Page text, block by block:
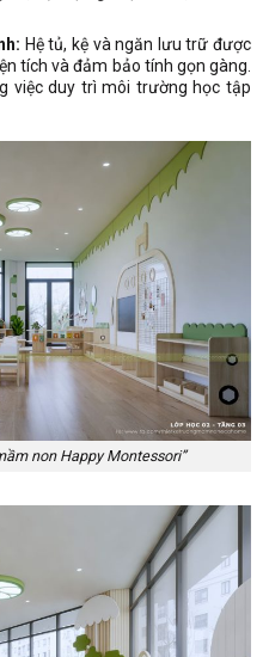
Hệ tủ, kệ và ngăn lưu trữ được
tích và đảm bảo tính gọn gàng.
việc duy trì môi trường học tập
non Happy Montessori”